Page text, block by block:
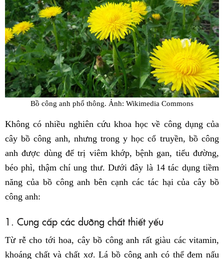
Bồ công anh phổ thông. Ảnh: Wikimedia Commons
Không có nhiều nghiên cứu khoa học về công dụng của
cây bồ công anh, nhưng trong y học cổ truyền, bồ công
anh được dùng để trị viêm khớp, bệnh gan, tiểu đường,
béo phì, thậm chí ung thư. Dưới đây là 14 tác dụng tiềm
năng của bồ công anh bên cạnh các tác hại của cây bồ
công anh:
1. Cung cấp các dưỡng chất thiết yếu
Từ rễ cho tới hoa, cây bồ công anh rất giàu các vitamin,
khoáng chất và chất xơ. Lá bồ công anh có thể đem nấu